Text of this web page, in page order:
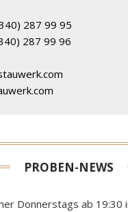
287 99 95
287 99 96
PROBEN-NEWS
Donnerstags ab 19:30